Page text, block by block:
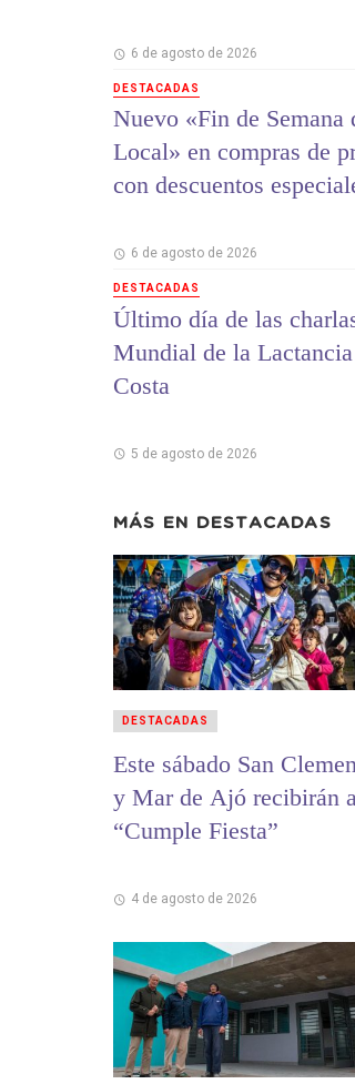
6 de agosto de 2026
DESTACADAS
Nuevo «Fin de Semana
Local» en compras de
con descuentos
6 de agosto de 2026
DESTACADAS
Último día de las
Mundial de la
Costa
5 de agosto de 2026
MÁS EN DESTACADAS
Este sábado San
y Mar de Ajó recibirán
“Cumple Fiesta”
4 de agosto de 2026
DESTACADAS